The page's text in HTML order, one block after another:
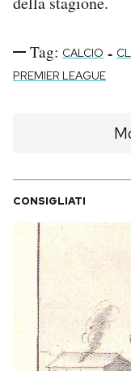
Tag: CALCIO -
PREMIER LEAGUE
CONSIGLIATI